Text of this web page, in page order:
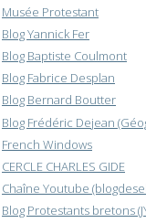
Musée Protestant
Blog Yannick Fer
Blog Baptiste Coulmont
Blog Fabrice Desplan
Blog Bernard Boutter
Blog Frédéric Dejean
French Windows
CERCLE CHARLES GIDE
Chaîne Youtube
Blog Protestants bretons